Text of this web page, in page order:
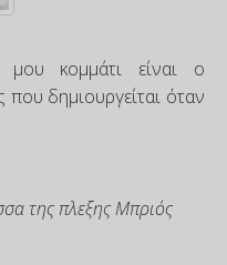
κομμάτι είναι ο
δημιουργείται όταν
της πλεξης Μπριός